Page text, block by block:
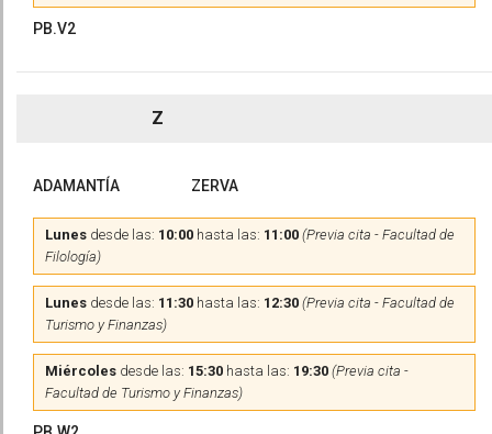
PB.V2
Z
ADAMANTÍA ZERVA
Lunes desde las: 10:00 hasta las: 11:00 (Previa cita - Facultad de
Filología)
Lunes desde las: 11:30 hasta las: 12:30 (Previa cita - Facultad de
Turismo y Finanzas)
Miércoles desde las: 15:30 hasta las: 19:30 (Previa cita -
Facultad de Turismo y Finanzas)